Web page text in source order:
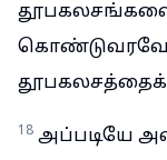
18 அப்படியே